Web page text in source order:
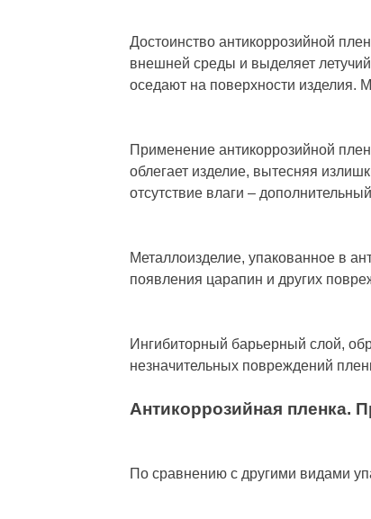
Достоинство антикоррозийной
внешней среды и выделяет
оседают на поверхности
Применение антикоррозийной
облегает изделие, вытесняя
отсутствие влаги –
Металлоизделие, упакованное в
появления царапин и других
Ингибиторный барьерный слой,
незначительных повреждений
Антикоррозийная пленка.
По сравнению с другими видами